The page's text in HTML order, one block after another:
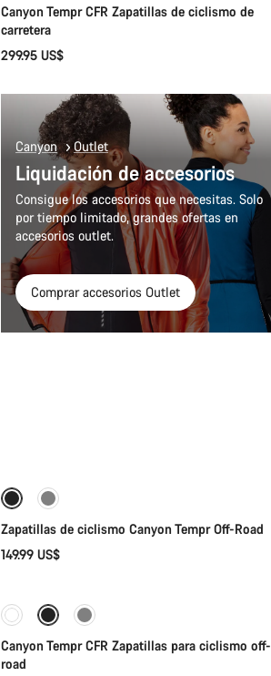
Canyon Tempr CFR Zapatillas de ciclismo de
carretera
299.95 US$
Canyon Outlet
Liquidación de accesorios
Consigue los accesorios que necesitas. Solo
por tiempo limitado, grandes ofertas en
accesorios outlet.
Comprar accesorios Outlet
Nuevo
Zapatillas de ciclismo Canyon Tempr Off-Road
149.99 US$
Canyon Tempr CFR Zapatillas para ciclismo off-
road